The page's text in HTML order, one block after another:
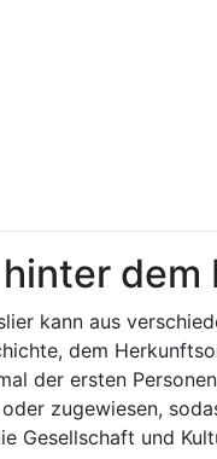
dem
kann aus
dem
der ersten
zugewiesen,
Gesellschaft und